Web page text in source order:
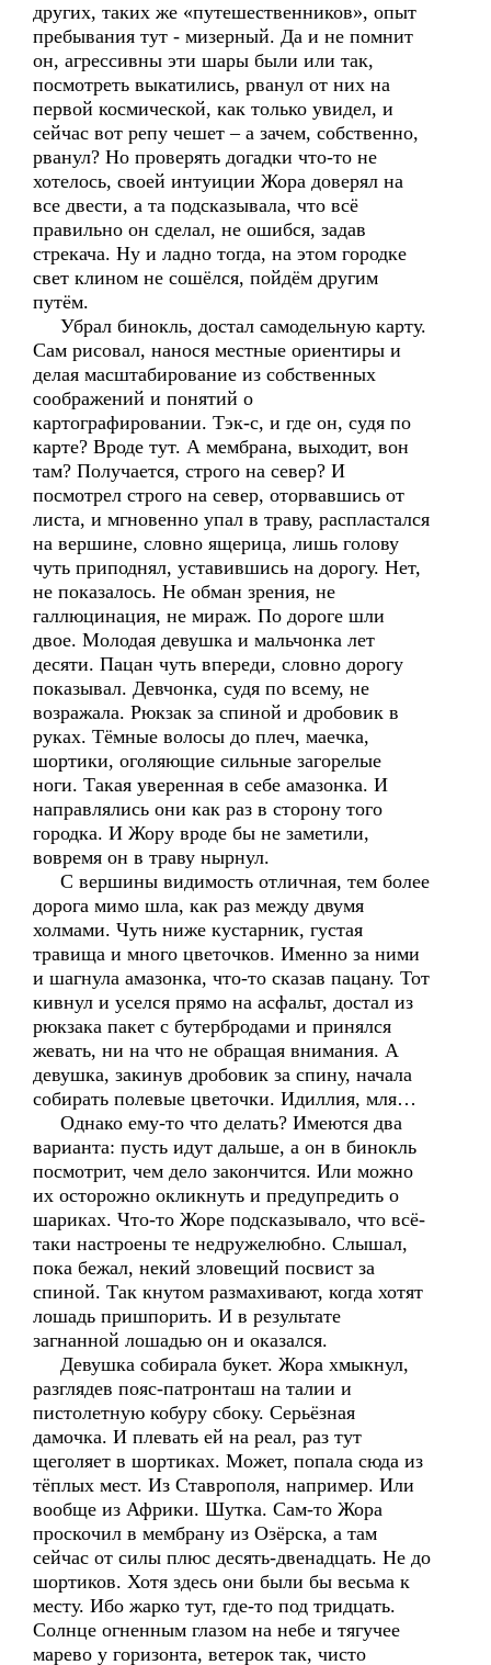
других, таких же «путешественников», опыт
пребывания тут - мизерный. Да и не помнит
он, агрессивны эти шары были или так,
посмотреть выкатились, рванул от них на
первой космической, как только увидел, и
сейчас вот репу чешет – а зачем, собственно,
рванул? Но проверять догадки что-то не
хотелось, своей интуиции Жора доверял на
все двести, а та подсказывала, что всё
правильно он сделал, не ошибся, задав
стрекача. Ну и ладно тогда, на этом городке
свет клином не сошёлся, пойдём другим
путём.
Убрал бинокль, достал самодельную карту.
Сам рисовал, нанося местные ориентиры и
делая масштабирование из собственных
соображений и понятий о
картографировании. Тэк-с, и где он, судя по
карте? Вроде тут. А мембрана, выходит, вон
там? Получается, строго на север? И
посмотрел строго на север, оторвавшись от
листа, и мгновенно упал в траву, распластался
на вершине, словно ящерица, лишь голову
чуть приподнял, уставившись на дорогу. Нет,
не показалось. Не обман зрения, не
галлюцинация, не мираж. По дороге шли
двое. Молодая девушка и мальчонка лет
десяти. Пацан чуть впереди, словно дорогу
показывал. Девчонка, судя по всему, не
возражала. Рюкзак за спиной и дробовик в
руках. Тёмные волосы до плеч, маечка,
шортики, оголяющие сильные загорелые
ноги. Такая уверенная в себе амазонка. И
направлялись они как раз в сторону того
городка. И Жору вроде бы не заметили,
вовремя он в траву нырнул.
С вершины видимость отличная, тем более
дорога мимо шла, как раз между двумя
холмами. Чуть ниже кустарник, густая
травища и много цветочков. Именно за ними
и шагнула амазонка, что-то сказав пацану. Тот
кивнул и уселся прямо на асфальт, достал из
рюкзака пакет с бутербродами и принялся
жевать, ни на что не обращая внимания. А
девушка, закинув дробовик за спину, начала
собирать полевые цветочки. Идиллия, мля…
Однако ему-то что делать? Имеются два
варианта: пусть идут дальше, а он в бинокль
посмотрит, чем дело закончится. Или можно
их осторожно окликнуть и предупредить о
шариках. Что-то Жоре подсказывало, что всё-
таки настроены те недружелюбно. Слышал,
пока бежал, некий зловещий посвист за
спиной. Так кнутом размахивают, когда хотят
лошадь пришпорить. И в результате
загнанной лошадью он и оказался.
Девушка собирала букет. Жора хмыкнул,
разглядев пояс-патронташ на талии и
пистолетную кобуру сбоку. Серьёзная
дамочка. И плевать ей на реал, раз тут
щеголяет в шортиках. Может, попала сюда из
тёплых мест. Из Ставрополя, например. Или
вообще из Африки. Шутка. Сам-то Жора
проскочил в мембрану из Озёрска, а там
сейчас от силы плюс десять-двенадцать. Не до
шортиков. Хотя здесь они были бы весьма к
месту. Ибо жарко тут, где-то под тридцать.
Солнце огненным глазом на небе и тягучее
марево у горизонта, ветерок так, чисто